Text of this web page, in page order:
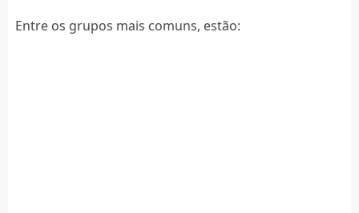
Entre os grupos mais comuns, estão: